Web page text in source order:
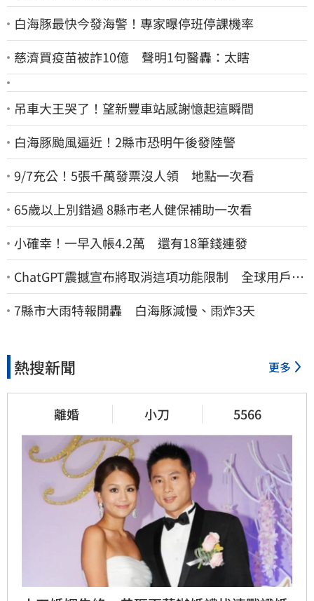
白海豚最快今發海警！專家曝停班停課機率
慈濟買疫苗被詐10億 聲明1句醫轟：太瞎
吊車大王哭了！望新豐車站感謝憶起這瞬間
白海豚颱風逼近！2縣市恐明午後發陸警
9/7充公！5張千萬發票沒人領 地點一次看
65歲以上別錯過 8縣市老人健保補助一次看
小確幸！一早入帳4.2萬 還有18筆錢連發
ChatGPT震撼宣布將取消這項功能限制 全球用戶即
刻起「免費」用到飽
7縣市大雨特報開轟 白海豚減慢、雨炸3天
熱搜新聞 更多
離婚 小刀 5566